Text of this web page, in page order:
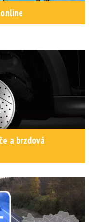
a brzdová